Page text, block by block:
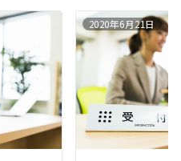
2020年6月21日